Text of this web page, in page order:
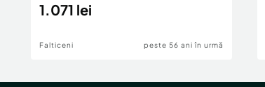
1.071 lei
Falticeni peste 56 ani în urmă